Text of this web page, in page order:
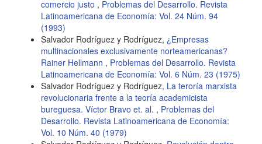
comercio justo , Problemas del Desarrollo. Revista
Latinoamericana de Economía: Vol. 24 Núm. 94
(1993)
Salvador Rodríguez y Rodríguez, ¿Empresas
multinacionales exclusivamente norteamericanas?
Rainer Hellmann , Problemas del Desarrollo. Revista
Latinoamericana de Economía: Vol. 6 Núm. 23 (1975)
Salvador Rodríguez y Rodríguez, La teroría marxista
revolucionaria frente a la teoría academicista
bureguesa. Víctor Bravo et. al. , Problemas del
Desarrollo. Revista Latinoamericana de Economía:
Vol. 10 Núm. 40 (1979)